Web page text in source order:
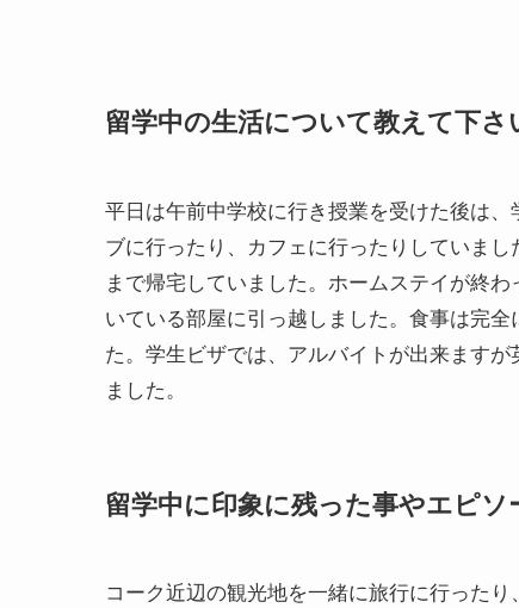
留学中の生活について教えて下さ
平日は午前中学校に行き授業を受けた後は
ブに行ったり、カフェに行ったりしていま
まで帰宅していました。ホームステイが終
いている部屋に引っ越しました。食事は完
た。学生ビザでは、アルバイトが出来ます
ました。
留学中に印象に残った事やエピソ
コーク近辺の観光地を一緒に旅行に行った